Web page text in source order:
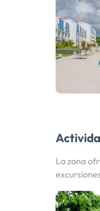
La zona